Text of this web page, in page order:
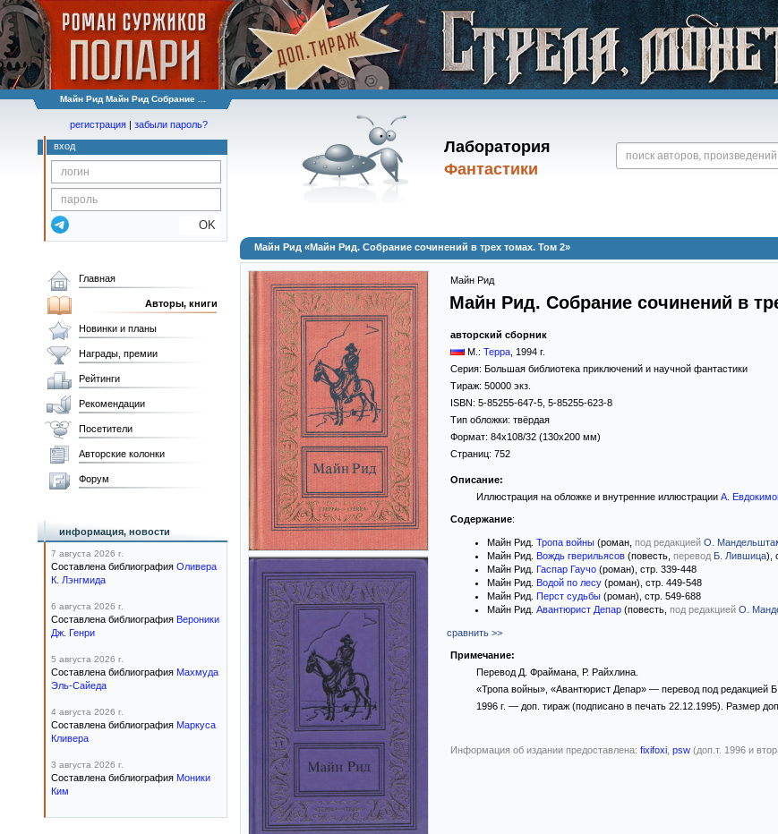
Майн Рид Майн Рид Собрание ...
Лаборатория
Фантастики
регистрация | забыли пароль?
вход
OK
Майн Рид «Майн Рид. Собрание сочинений в трех томах. Том 2»
Майн Рид
Майн Рид. Собрание сочинений в
авторский сборник
М.: Терра 1994 г.
Серия: Большая библиотека приключений и научной фантастики
Тираж: 50000 экз.
ISBN: 5-85255-647-5, 5-85255-623-8
Тип обложки: твёрдая
Формат: 84x108/32 (130x200 мм)
Страниц: 752
Описание:
Иллюстрация на обложке и внутренние иллюстрации А.
Содержание:
Майн Рид. Тропа войны (роман, под редакцией О.
Майн Рид. Вождь гверильясов (повесть, перевод Б. Лившица),
Майн Рид. Гаспар Гаучо (роман), стр. 339-448
Майн Рид. Водой по лесу (роман), стр. 449-548
Майн Рид. Перст судьбы (роман), стр. 549-688
Майн Рид. Авантюрист Депар (повесть, под редакцией О.
сравнить >>
Примечание:
Перевод Д. Фраймана, Р. Райхлина.
«Тропа войны», «Авантюрист Депар» — перевод под редакцией
1996 г. — доп. тираж (подписано в печать 22.12.1995). Размер
Информация об издании предоставлена: fixifoxi psw (доп.т. 1996 и
Главная
Авторы, книги
Новинки и планы
Награды, премии
Рейтинги
Рекомендации
Посетители
Авторские колонки
Форум
информация, новости
7 августа 2026 г.
Составлена библиография Оливера
К. Лэнгмида
6 августа 2026 г.
Составлена библиография Вероники
Дж. Генри
5 августа 2026 г.
Составлена библиография Махмуда
Эль-Сайеда
4 августа 2026 г.
Составлена библиография Маркуса
Кливера
3 августа 2026 г.
Составлена библиография Моники
Ким